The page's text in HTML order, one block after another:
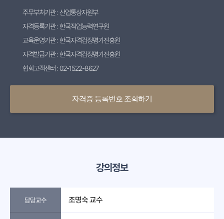
주무부처기관 : 산업통상자원부
자격등록기관 : 한국직업능력연구원
교육운영기관 : 한국자격검정평가진흥원
자격발급기관 : 한국자격검정평가진흥원
협회고객센터 : 02-1522-8627
자격증 등록번호 조회하기
강의정보
담당교수 조명숙 교수